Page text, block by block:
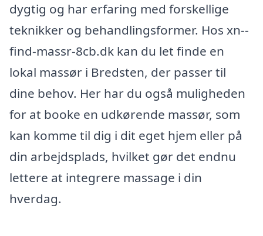
dygtig og har erfaring med forskellige
teknikker og behandlingsformer. Hos xn--
find-massr-8cb.dk kan du let finde en
lokal massør i Bredsten, der passer til
dine behov. Her har du også muligheden
for at booke en udkørende massør, som
kan komme til dig i dit eget hjem eller på
din arbejdsplads, hvilket gør det endnu
lettere at integrere massage i din
hverdag.